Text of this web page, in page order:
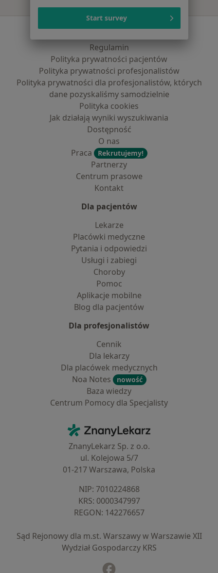
Serwis
Regulamin
Polityka prywatności pacjentów
Polityka prywatności profesjonalistów
Polityka prywatności dla profesjonalistów, których
dane pozyskaliśmy samodzielnie
Polityka cookies
Jak działają wyniki wyszukiwania
Dostępność
O nas
Praca
Rekrutujemy!
Partnerzy
Centrum prasowe
Kontakt
Dla pacjentów
Lekarze
Placówki medyczne
Pytania i odpowiedzi
Usługi i zabiegi
Choroby
Pomoc
Aplikacje mobilne
Blog dla pacjentów
Dla profesjonalistów
Cennik
Dla lekarzy
Dla placówek medycznych
Noa Notes
nowość
Baza wiedzy
Centrum Pomocy dla Specjalisty
ZnanyLekarz - Strona główna
ZnanyLekarz Sp. z o.o.
ul. Kolejowa 5/7
01-217 Warszawa, Polska
NIP: ⁠7010224868
KRS: ⁠0000347997
REGON: ⁠142276657
Sąd Rejonowy dla m.st. Warszawy w Warszawie XII
Wydział Gospodarczy KRS
Start survey